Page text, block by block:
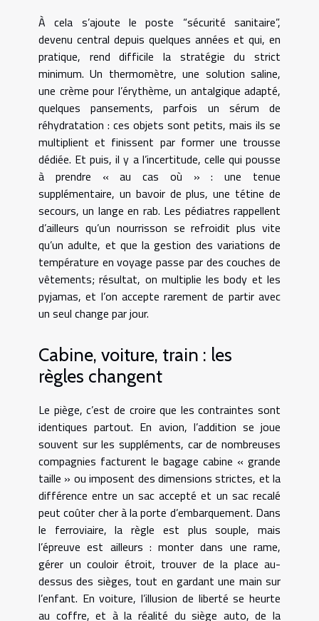
À cela s’ajoute le poste “sécurité sanitaire”,
devenu central depuis quelques années et qui, en
pratique, rend difficile la stratégie du strict
minimum. Un thermomètre, une solution saline,
une crème pour l’érythème, un antalgique adapté,
quelques pansements, parfois un sérum de
réhydratation : ces objets sont petits, mais ils se
multiplient et finissent par former une trousse
dédiée. Et puis, il y a l’incertitude, celle qui pousse
à prendre « au cas où » : une tenue
supplémentaire, un bavoir de plus, une tétine de
secours, un lange en rab. Les pédiatres rappellent
d’ailleurs qu’un nourrisson se refroidit plus vite
qu’un adulte, et que la gestion des variations de
température en voyage passe par des couches de
vêtements; résultat, on multiplie les body et les
pyjamas, et l’on accepte rarement de partir avec
un seul change par jour.
Cabine, voiture, train : les
règles changent
Le piège, c’est de croire que les contraintes sont
identiques partout. En avion, l’addition se joue
souvent sur les suppléments, car de nombreuses
compagnies facturent le bagage cabine « grande
taille » ou imposent des dimensions strictes, et la
différence entre un sac accepté et un sac recalé
peut coûter cher à la porte d’embarquement. Dans
le ferroviaire, la règle est plus souple, mais
l’épreuve est ailleurs : monter dans une rame,
gérer un couloir étroit, trouver de la place au-
dessus des sièges, tout en gardant une main sur
l’enfant. En voiture, l’illusion de liberté se heurte
au coffre, et à la réalité du siège auto, de la